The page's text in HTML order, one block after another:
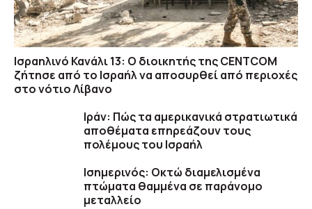
Ισραηλινό Κανάλι 13: Ο διοικητής της CENTCOM
ζήτησε από το Ισραήλ να αποσυρθεί από περιοχές
στο νότιο Λίβανο
Ιράν: Πώς τα αμερικανικά στρατιωτικά
αποθέματα επηρεάζουν τους
πολέμους του Ισραήλ
Ισημερινός: Οκτώ διαμελισμένα
πτώματα θαμμένα σε παράνομο
μεταλλείο